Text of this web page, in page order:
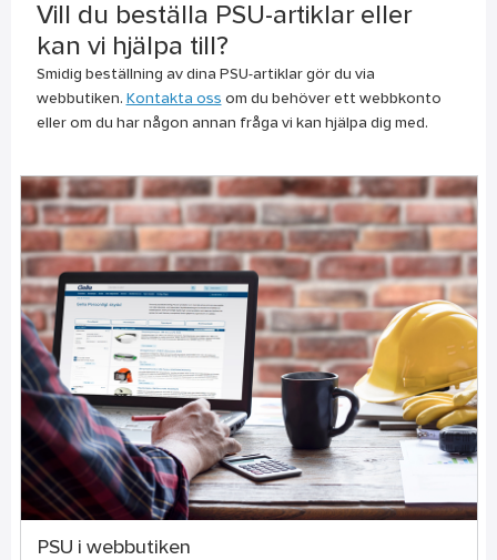
Vill du beställa PSU-artiklar eller
kan vi hjälpa till?
Smidig beställning av dina PSU-artiklar gör du via
webbutiken. Kontakta oss om du behöver ett webbkonto
eller om du har någon annan fråga vi kan hjälpa dig med.
PSU i webbutiken